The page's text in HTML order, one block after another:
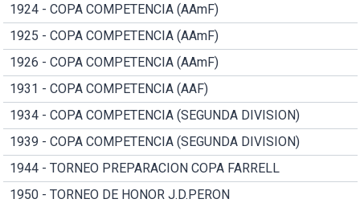
1924 - COPA COMPETENCIA (AAmF)
1925 - COPA COMPETENCIA (AAmF)
1926 - COPA COMPETENCIA (AAmF)
1931 - COPA COMPETENCIA (AAF)
1934 - COPA COMPETENCIA (SEGUNDA DIVISION)
1939 - COPA COMPETENCIA (SEGUNDA DIVISION)
1944 - TORNEO PREPARACION COPA FARRELL
1950 - TORNEO DE HONOR J.D.PERON